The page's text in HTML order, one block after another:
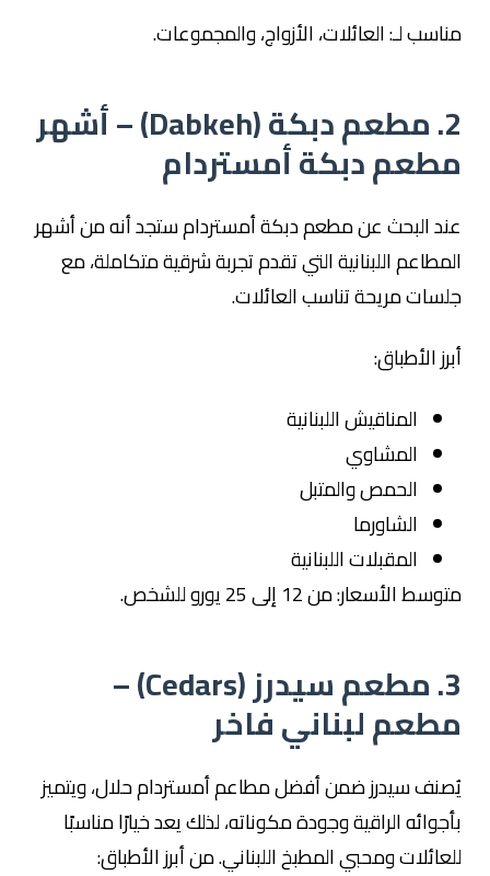
مناسب لـ: العائلات، الأزواج، والمجموعات.
2. مطعم دبكة (Dabkeh) – أشهر
مطعم دبكة أمستردام
عند البحث عن مطعم دبكة أمستردام ستجد أنه من أشهر
المطاعم اللبنانية التي تقدم تجربة شرقية متكاملة، مع
جلسات مريحة تناسب العائلات.
أبرز الأطباق:
المناقيش اللبنانية
المشاوي
الحمص والمتبل
الشاورما
المقبلات اللبنانية
متوسط الأسعار: من 12 إلى 25 يورو للشخص.
3. مطعم سيدرز (Cedars) –
مطعم لبناني فاخر
يُصنف سيدرز ضمن أفضل مطاعم أمستردام حلال، ويتميز
بأجوائه الراقية وجودة مكوناته، لذلك يعد خيارًا مناسبًا
للعائلات ومحبي المطبخ اللبناني. من أبرز الأطباق: